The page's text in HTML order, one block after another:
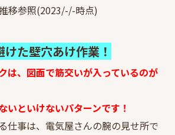
移参照(2023/-/-時点)
た壁穴あけ作業！
は、図面で筋交いが入っているのが
いといけないパターンです！
仕事は、電気屋さんの腕の見せ所で